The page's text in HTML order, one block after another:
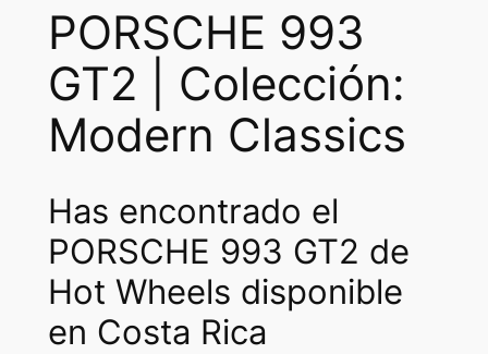
3
G
T
2
c
a
i
d
a
d
PORSCHE 993
GT2 | Colección:
Modern Classics
Has encontrado el
PORSCHE 993 GT2 de
Hot Wheels disponible
en Costa Rica